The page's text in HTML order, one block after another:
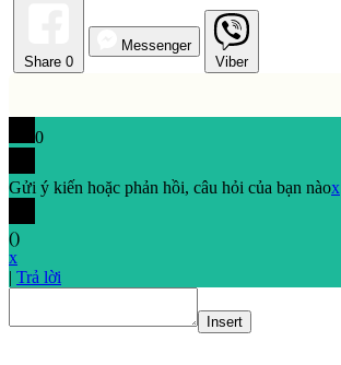
Share 0
Messenger
Viber
0
Gửi ý kiến hoặc phản hồi, câu hỏi của bạn nàox
()
x
| Trả lời
Insert